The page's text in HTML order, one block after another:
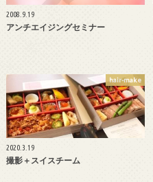
2008.9.19
アンチエイジングセミナー
hair-make
2020.3.19
撮影＋スイスチーム